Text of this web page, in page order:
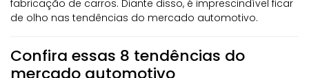
fabricação de carros. Diante disso, é imprescindível ficar
de olho nas tendências do mercado automotivo.
Confira essas 8 tendências do
mercado automotivo